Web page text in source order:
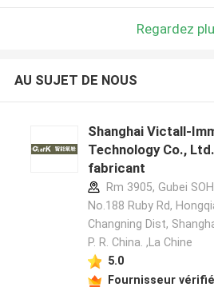
Regardez
AU SUJET DE NOUS
Shanghai Victall-
Technology Co.,
fabricant
Rm 3905, Gubei
No.188 Ruby Rd,
Changning Dist,
P. R. China. ,La Chine
5.0
Fournisseur vérifié